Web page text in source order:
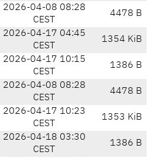
2026-04-08 08:28
CEST
4478 B
2026-04-17 04:45
CEST
1354 KiB
2026-04-17 10:15
CEST
1386 B
2026-04-08 08:28
CEST
4478 B
2026-04-17 10:23
CEST
1353 KiB
2026-04-18 03:30
CEST
1386 B